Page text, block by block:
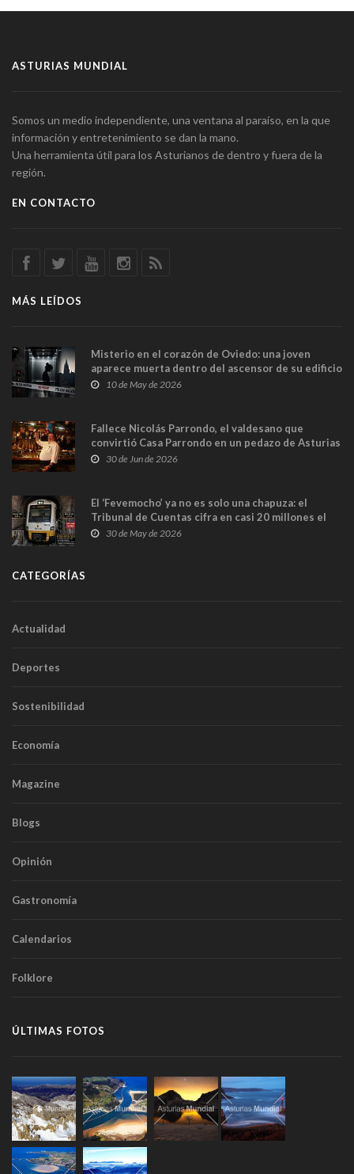
ASTURIAS MUNDIAL
Somos un medio independiente, una ventana al paraíso, en la que
información y entretenimiento se dan la mano.
Una herramienta útil para los Asturianos de dentro y fuera de la
región.
EN CONTACTO
MÁS LEÍDOS
Misterio en el corazón de Oviedo: una joven
aparece muerta dentro del ascensor de su edificio
y las cámaras captan sus últimos minutos
10 de May de 2026
Fallece Nicolás Parrondo, el valdesano que
convirtió Casa Parrondo en un pedazo de Asturias
en Madrid
30 de Jun de 2026
El ‘Fevemocho’ ya no es solo una chapuza: el
Tribunal de Cuentas cifra en casi 20 millones el
sobrecoste de los trenes que no cabían por los
30 de May de 2026
CATEGORÍAS
Actualidad
Deportes
Sostenibilidad
Economía
Magazine
Blogs
Opinión
Gastronomía
Calendarios
Folklore
ÚLTIMAS FOTOS